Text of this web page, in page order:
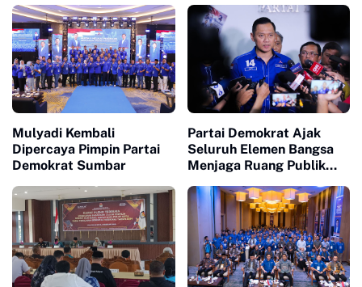
Mulyadi Kembali
Dipercaya Pimpin Partai
Demokrat Sumbar
Partai Demokrat Ajak
Seluruh Elemen Bangsa
Menjaga Ruang Publik
Beradab